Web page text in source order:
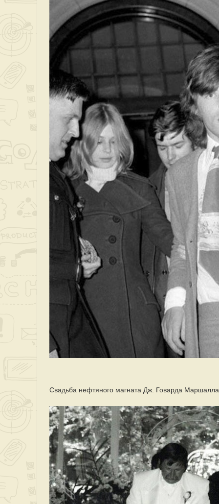
Cвадьба нефтяного магната Дж. Говарда